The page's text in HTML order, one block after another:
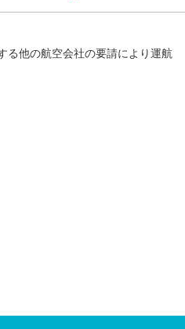
る他の航空会社の要請により運航